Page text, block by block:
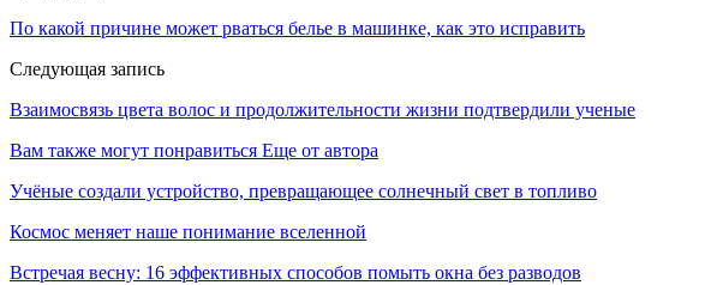
По какой причине может рваться белье в машинке, как это исправить
Следующая запись
Взаимосвязь цвета волос и продолжительности жизни подтвердили ученые
Вам также могут понравиться Еще от автора
Учёные создали устройство, превращающее солнечный свет в топливо
Космос меняет наше понимание вселенной
Встречая весну: 16 эффективных способов помыть окна без разводов